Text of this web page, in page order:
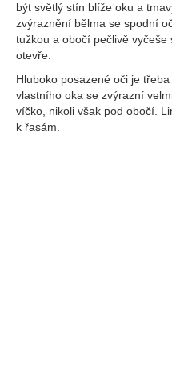
být světlý stín blíže oku a
zvýraznění bělma se spodní
tužkou a obočí pečlivě
otevře.
Hluboko posazené oči je
vlastního oka se zvýrazní
víčko, nikoli však pod obočí.
k řasám.